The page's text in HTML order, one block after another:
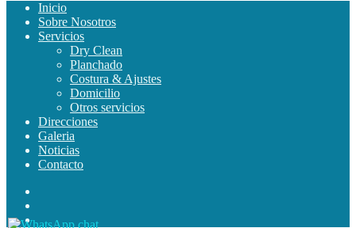
Inicio
Sobre Nosotros
Servicios
Dry Clean
Planchado
Costura & Ajustes
Domicilio
Otros servicios
Direcciones
Galeria
Noticias
Contacto